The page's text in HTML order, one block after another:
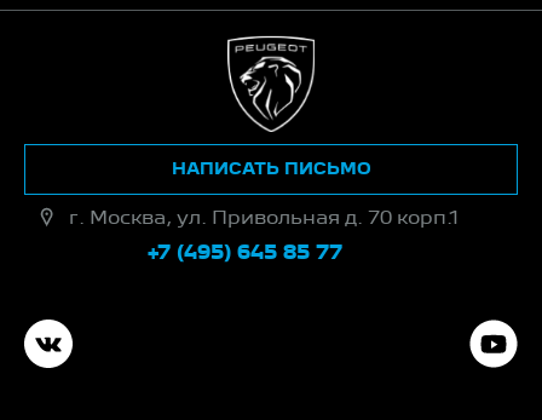
г. Москва, ул. Привольная д. 70 корп.1
+7 (495) 645 85 77
НАПИСАТЬ ПИСЬМО